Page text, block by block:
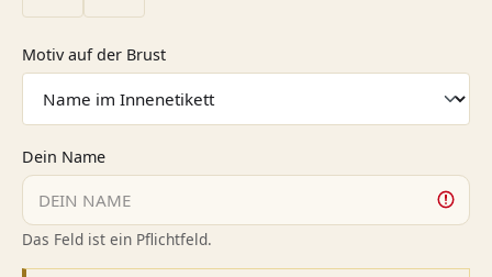
Motiv auf der Brustauswählen
Dein Name
Das Feld ist ein Pflichtfeld.